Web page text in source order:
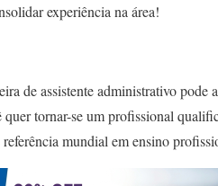
experiência na área!
de assistente administrativo pode
tornar-se um profissional
mundial em ensino